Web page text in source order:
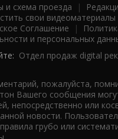
и схема проезда |
свои видеоматериалы
Соглашение |
и персональных
Отдел продаж digital
пожалуйста,
Вашего сообщения
непосредственно или
новости.
грубо или